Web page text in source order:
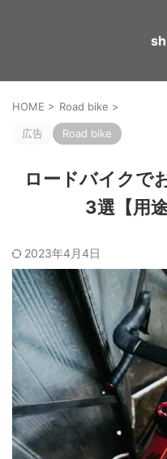
HOME > Road bike >
広告 Road bike
ロードバイクで
3選【用
2023年4月4日